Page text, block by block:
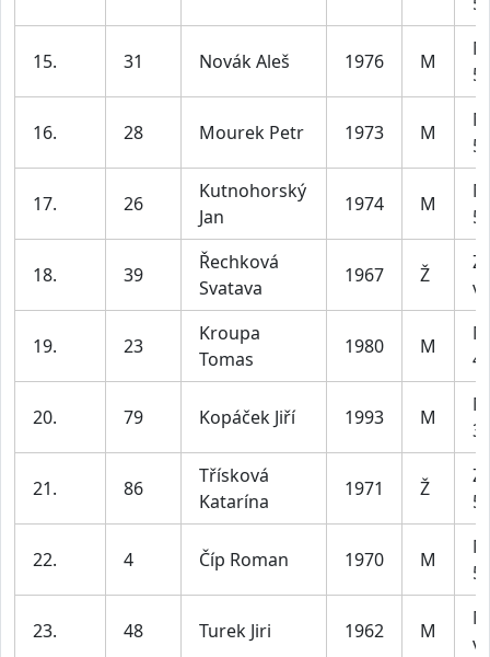
15. 31 Novák Aleš 1976 M
16. 28 Mourek Petr 1973 M
17. 26
Kutnohorský
Jan
1974 M
18. 39
Řechková
Svatava
1967 Ž
19. 23
Kroupa
Tomas
1980 M
20. 79 Kopáček Jiří 1993 M
21. 86
Třísková
Katarína
1971 Ž
22. 4 Číp Roman 1970 M
23. 48 Turek Jiri 1962 M